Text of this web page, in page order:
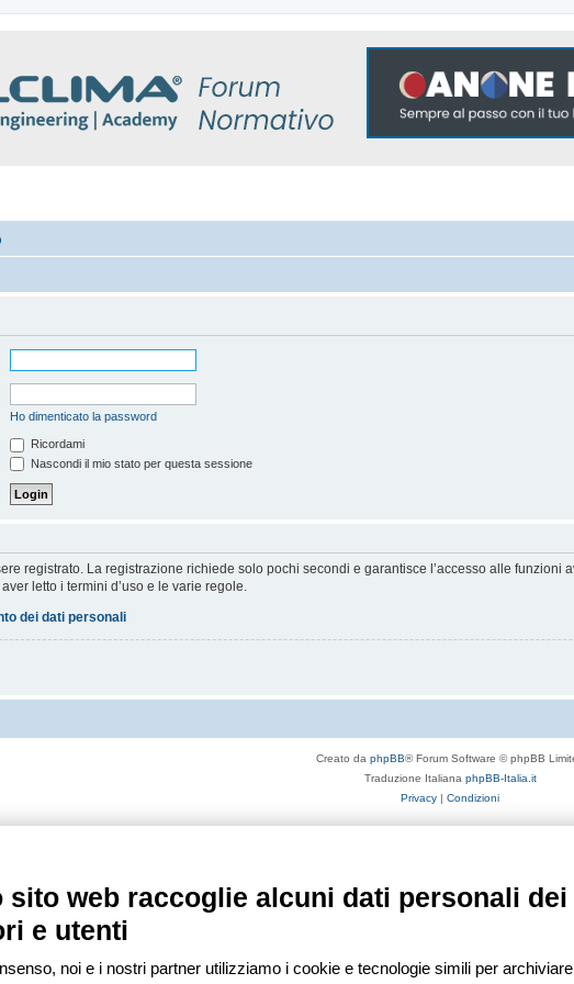
Ho dimenticato la password
Ricordami
Nascondi il mio stato per questa sessione
registrato. La registrazione richiede solo pochi secondi e garantisce l’accesso alle funzioni
letto i termini d’uso e le varie regole.
dei dati personali
Creato da phpBB® Forum Software © phpBB
Traduzione Italiana phpBB-Italia.it
Privacy | Condizioni
sito web raccoglie alcuni dati personali dei
e utenti
noi e i nostri partner utilizziamo i cookie e tecnologie simili per